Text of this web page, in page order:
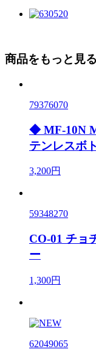
商品をもっと見る
79376070
◆ MF-10N
テンレスボ
3,200円
59348270
CO-01 チョ
ー
1,300円
62049065